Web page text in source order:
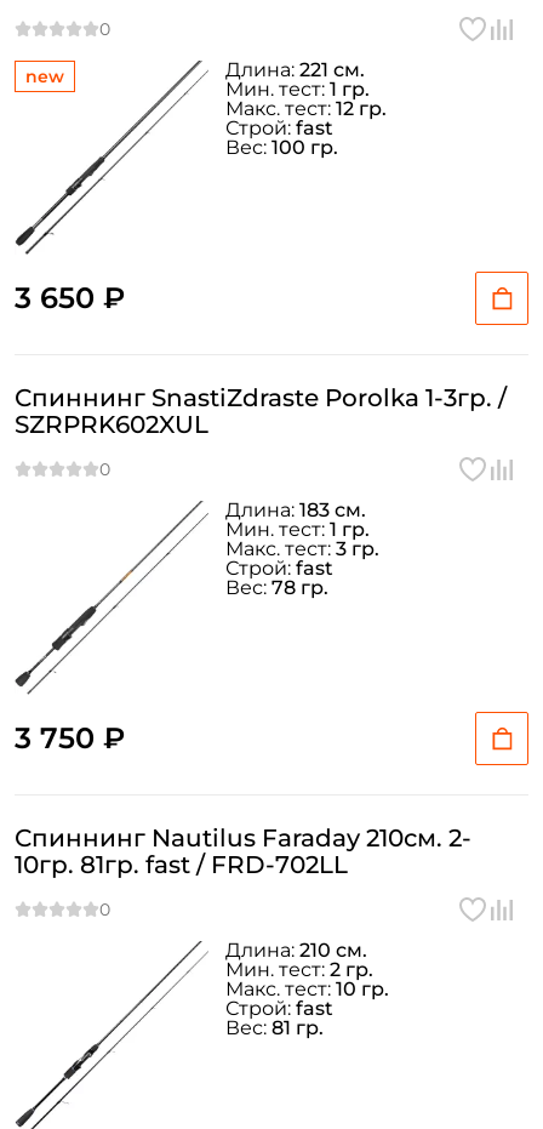
new
3 650 ₽
Длина: 221 см.
Мин. тест: 1 гр.
Макс. тест: 12 гр.
Строй: fast
Вес: 100 гр.
Спиннинг SnastiZdraste Porolka 1-3гр. /
SZRPRK602XUL
3 750 ₽
Длина: 183 см.
Мин. тест: 1 гр.
Макс. тест: 3 гр.
Строй: fast
Вес: 78 гр.
Спиннинг Nautilus Faraday 210см. 2-
10гр. 81гр. fast / FRD-702LL
Длина: 210 см.
Мин. тест: 2 гр.
Макс. тест: 10 гр.
Строй: fast
Вес: 81 гр.